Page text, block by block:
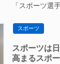
「スポーツ選
スポーツ
スポーツは
高まるスポ